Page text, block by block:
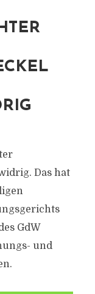
Das hat
GdW
und